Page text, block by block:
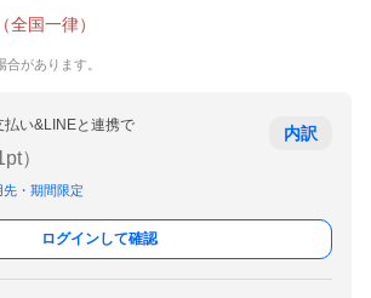
（全国一律）
があります。
い&LINEと連携で
pt）
先・期間限定
内訳
ログインして確認